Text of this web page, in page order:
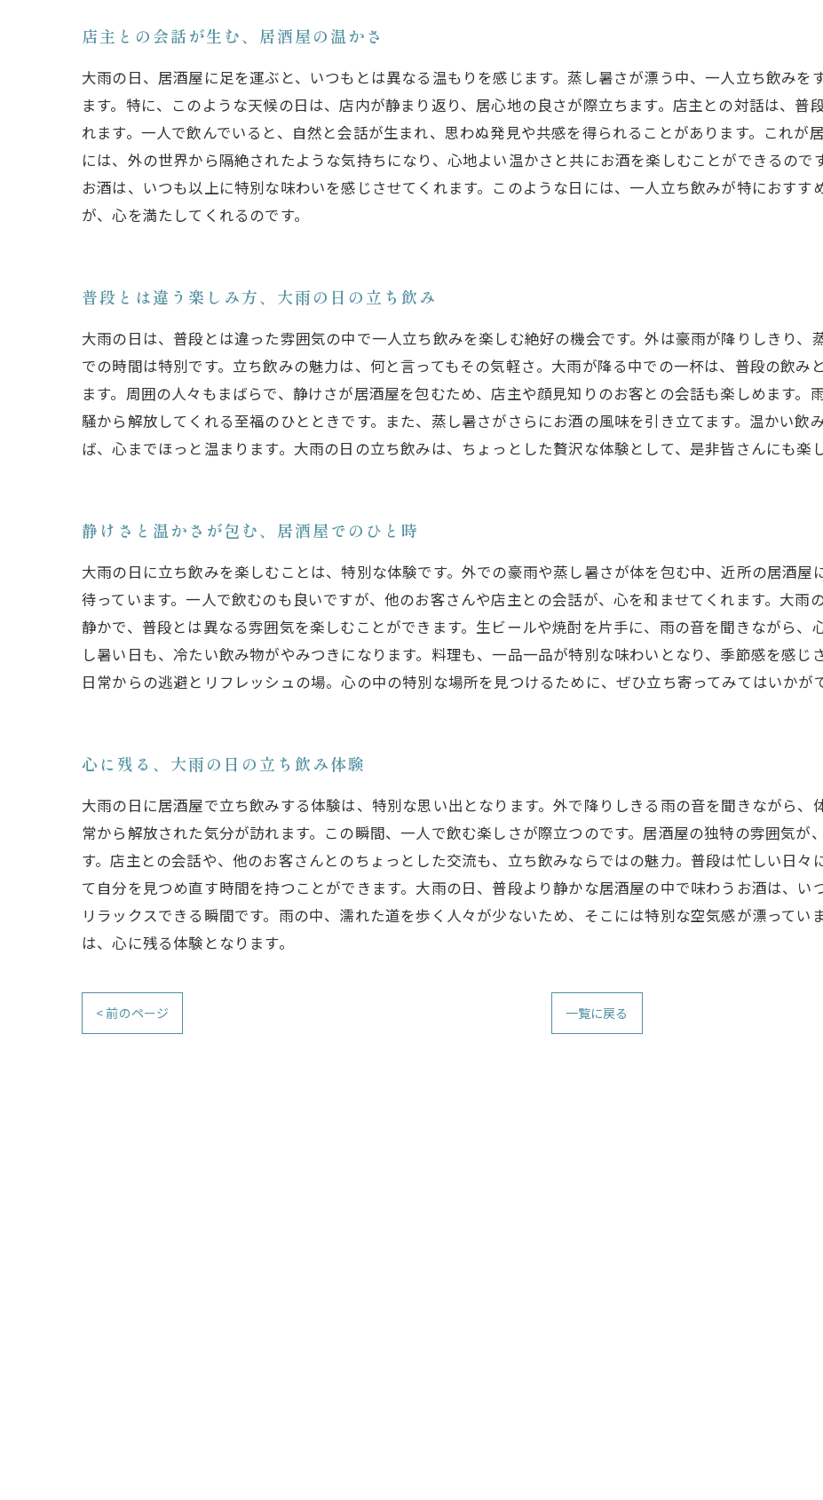
店主との会話が生む、居酒屋の温かさ
大雨の日、居酒屋に足を運ぶと、いつもとは異なる温もりを感じます。蒸し暑さが漂う中、一人立ち飲みを
ます。特に、このような天候の日は、店内が静まり返り、居心地の良さが際立ちます。店主との対話は、普
れます。一人で飲んでいると、自然と会話が生まれ、思わぬ発見や共感を得られることがあります。これが
には、外の世界から隔絶されたような気持ちになり、心地よい温かさと共にお酒を楽しむことができるので
お酒は、いつも以上に特別な味わいを感じさせてくれます。このような日には、一人立ち飲みが特におすす
が、心を満たしてくれるのです。
普段とは違う楽しみ方、大雨の日の立ち飲み
大雨の日は、普段とは違った雰囲気の中で一人立ち飲みを楽しむ絶好の機会です。外は豪雨が降りしきり、
での時間は特別です。立ち飲みの魅力は、何と言ってもその気軽さ。大雨が降る中での一杯は、普段の飲み
ます。周囲の人々もまばらで、静けさが居酒屋を包むため、店主や顔見知りのお客との会話も楽しめます。
騒から解放してくれる至福のひとときです。また、蒸し暑さがさらにお酒の風味を引き立てます。温かい飲
ば、心までほっと温まります。大雨の日の立ち飲みは、ちょっとした贅沢な体験として、是非皆さんにも楽
静けさと温かさが包む、居酒屋でのひと時
大雨の日に立ち飲みを楽しむことは、特別な体験です。外での豪雨や蒸し暑さが体を包む中、近所の居酒屋
待っています。一人で飲むのも良いですが、他のお客さんや店主との会話が、心を和ませてくれます。大雨
静かで、普段とは異なる雰囲気を楽しむことができます。生ビールや焼酎を片手に、雨の音を聞きながら、
し暑い日も、冷たい飲み物がやみつきになります。料理も、一品一品が特別な味わいとなり、季節感を感じ
日常からの逃避とリフレッシュの場。心の中の特別な場所を見つけるために、ぜひ立ち寄ってみてはいかが
心に残る、大雨の日の立ち飲み体験
大雨の日に居酒屋で立ち飲みする体験は、特別な思い出となります。外で降りしきる雨の音を聞きながら、
常から解放された気分が訪れます。この瞬間、一人で飲む楽しさが際立つのです。居酒屋の独特の雰囲気が
す。店主との会話や、他のお客さんとのちょっとした交流も、立ち飲みならではの魅力。普段は忙しい日々
て自分を見つめ直す時間を持つことができます。大雨の日、普段より静かな居酒屋の中で味わうお酒は、い
リラックスできる瞬間です。雨の中、濡れた道を歩く人々が少ないため、そこには特別な空気感が漂ってい
は、心に残る体験となります。
< 前のページ 一覧に戻る